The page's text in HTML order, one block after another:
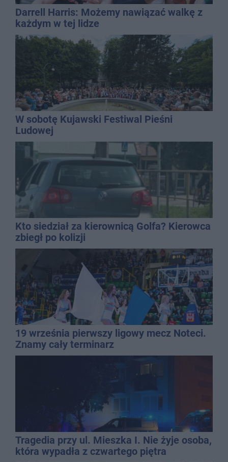
Darrell Harris: Możemy nawiązać walkę z
każdym w tej lidze
W sobotę Kujawski Festiwal Pieśni
Ludowej
Kto siedział za kierownicą Golfa? Kierowca
zbiegł po kolizji
19 września pierwszy ligowy mecz Noteci.
Znamy cały terminarz
Tragedia przy ul. Mieszka I. Nie żyje osoba,
która wypadła z czwartego piętra